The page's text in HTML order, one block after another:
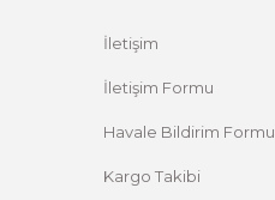
İletişim
İletişim Formu
Havale Bildirim Formu
Kargo Takibi